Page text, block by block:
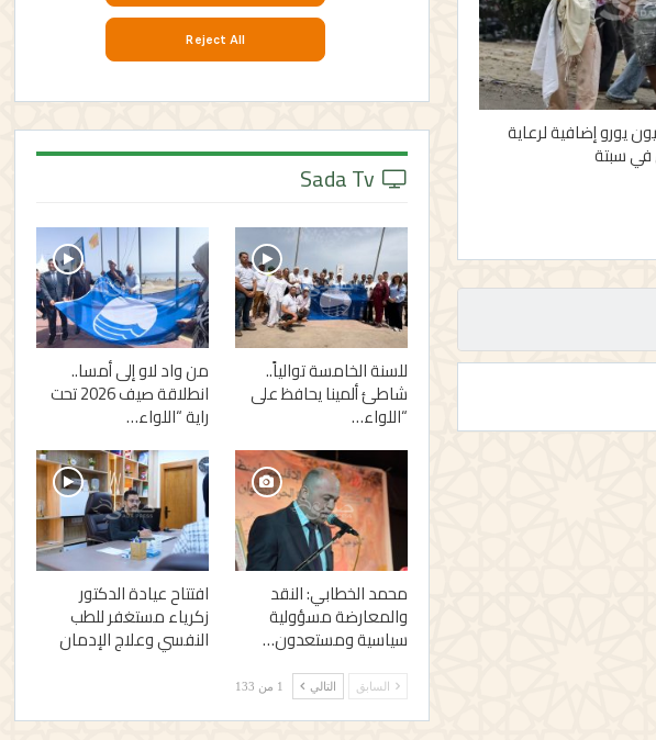
تخصص 25 مليون يورو إضافية لرعاية
في سبتة
للسنة الخامسة توالياً..
شاطئ ألمينا يحافظ على
“اللواء…
من واد لاو إلى أمسا..
انطلاقة صيف 2026 تحت
راية “اللواء…
محمد الخطابي: النقد
والمعارضة مسؤولية
سياسية ومستعدون…
افتتاح عيادة الدكتور
زكرياء مستغفر للطب
النفسي وعلاج الإدمان
السابق التالي 1 من 133